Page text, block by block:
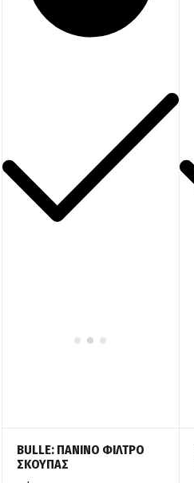
BULLE: ΠΑΝΙΝΟ ΦΙΛΤΡΟ
ΣΚΟΥΠΑΣ